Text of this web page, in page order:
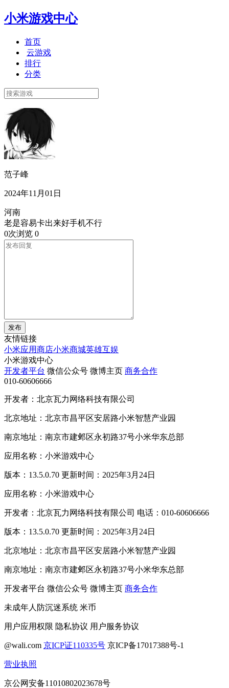
小米游戏中心
首页
云游戏
排行
分类
范子峰
2024年11月01日
河南
老是容易卡出来好手机不行
0次浏览 0
发布
友情链接
小米应用商店小米商城英雄互娱
小米游戏中心
开发者平台 微信公众号 微博主页 商务合作
010-60606666
开发者：北京瓦力网络科技有限公司
北京地址：北京市昌平区安居路小米智慧产业园
南京地址：南京市建邺区永初路37号小米华东总部
应用名称：小米游戏中心
版本：13.5.0.70 更新时间：2025年3月24日
应用名称：小米游戏中心
开发者：北京瓦力网络科技有限公司 电话：010-60606666
版本：13.5.0.70 更新时间：2025年3月24日
北京地址：北京市昌平区安居路小米智慧产业园
南京地址：南京市建邺区永初路37号小米华东总部
开发者平台 微信公众号 微博主页 商务合作
未成年人防沉迷系统 米币
用户应用权限 隐私协议 用户服务协议
@wali.com 京ICP证110335号 京ICP备17017388号-1
营业执照
京公网安备11010802023678号